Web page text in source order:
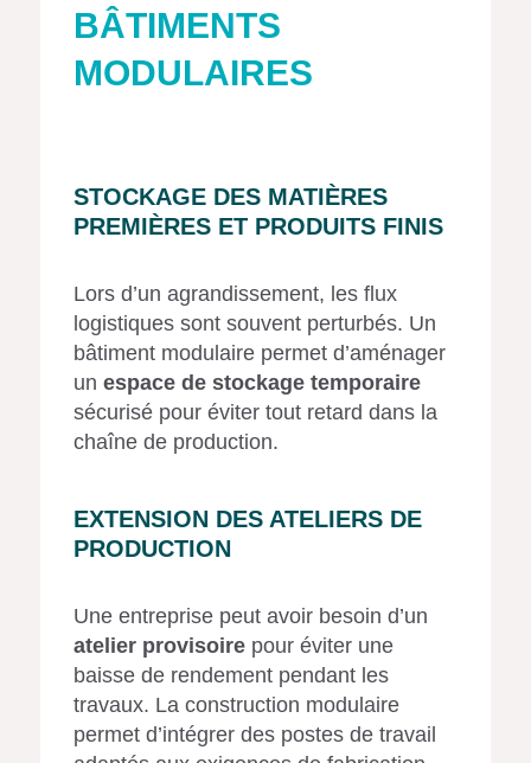
BÂTIMENTS
MODULAIRES
STOCKAGE DES MATIÈRES
PREMIÈRES ET PRODUITS FINIS
Lors d’un agrandissement, les flux
logistiques sont souvent perturbés. Un
bâtiment modulaire permet d’aménager
unespace de stockage temporaire
sécurisé pour éviter tout retard dans la
chaîne de production.
EXTENSION DES ATELIERS DE
PRODUCTION
Une entreprise peut avoir besoin d’un
atelier provisoire pour éviter une
baisse de rendement pendant les
travaux. La construction modulaire
permet d’intégrer des postes de travail